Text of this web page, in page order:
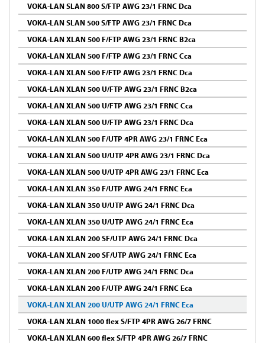
VOKA-LAN SLAN 800 S/FTP AWG 23/1 FRNC Dca
VOKA-LAN SLAN 500 S/FTP AWG 23/1 FRNC Dca
VOKA-LAN XLAN 500 F/FTP AWG 23/1 FRNC B2ca
VOKA-LAN XLAN 500 F/FTP AWG 23/1 FRNC Cca
VOKA-LAN XLAN 500 F/FTP AWG 23/1 FRNC Dca
VOKA-LAN XLAN 500 U/FTP AWG 23/1 FRNC B2ca
VOKA-LAN XLAN 500 U/FTP AWG 23/1 FRNC Cca
VOKA-LAN XLAN 500 U/FTP AWG 23/1 FRNC Dca
VOKA-LAN XLAN 500 F/UTP 4PR AWG 23/1 FRNC Eca
VOKA-LAN XLAN 500 U/UTP 4PR AWG 23/1 FRNC Dca
VOKA-LAN XLAN 500 U/UTP 4PR AWG 23/1 FRNC Eca
VOKA-LAN XLAN 350 F/UTP AWG 24/1 FRNC Eca
VOKA-LAN XLAN 350 U/UTP AWG 24/1 FRNC Dca
VOKA-LAN XLAN 350 U/UTP AWG 24/1 FRNC Eca
VOKA-LAN XLAN 200 SF/UTP AWG 24/1 FRNC Dca
VOKA-LAN XLAN 200 SF/UTP AWG 24/1 FRNC Eca
VOKA-LAN XLAN 200 F/UTP AWG 24/1 FRNC Dca
VOKA-LAN XLAN 200 F/UTP AWG 24/1 FRNC Eca
VOKA-LAN XLAN 200 U/UTP AWG 24/1 FRNC Eca
VOKA-LAN XLAN 1000 flex S/FTP 4PR AWG 26/7 FRNC
VOKA-LAN XLAN 600 flex S/FTP 4PR AWG 26/7 FRNC